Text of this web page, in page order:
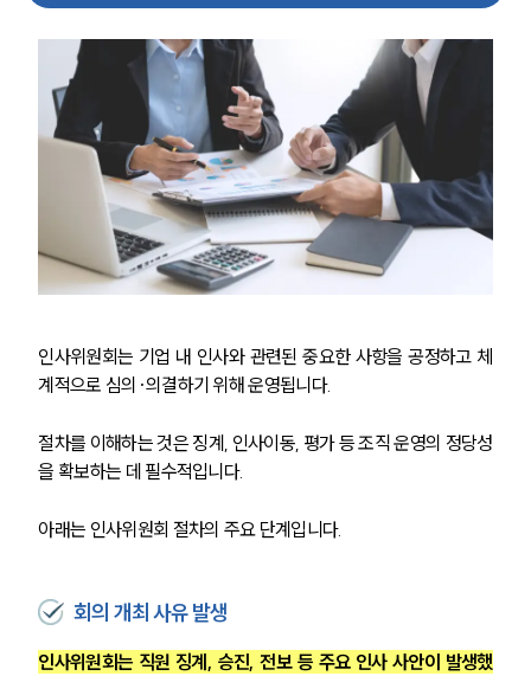
인사위원회는 기업 내 인사와 관련된 중요한 사항을 공정하고 체
계적으로 심의·의결하기 위해 운영됩니다.
절차를 이해하는 것은 징계, 인사이동, 평가 등 조직 운영의 정당성
을 확보하는 데 필수적입니다.
아래는 인사위원회 절차의 주요 단계입니다.
회의 개최 사유 발생
인사위원회는 직원 징계, 승진, 전보 등 주요 인사 사안이 발생했